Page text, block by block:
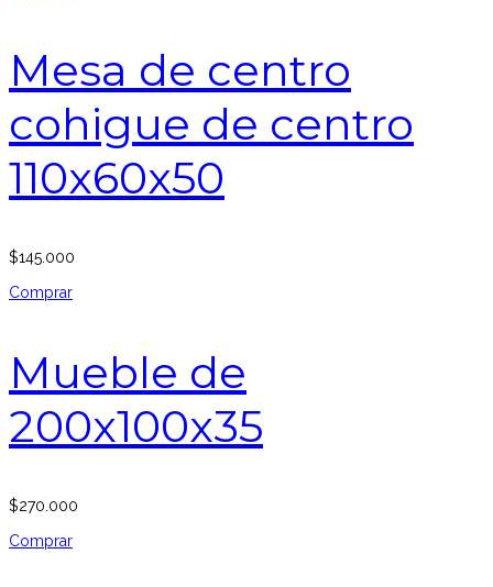
Mesa de centro
cohigue de centro
110x60x50
$145.000
Comprar
Mueble de
200x100x35
$270.000
Comprar